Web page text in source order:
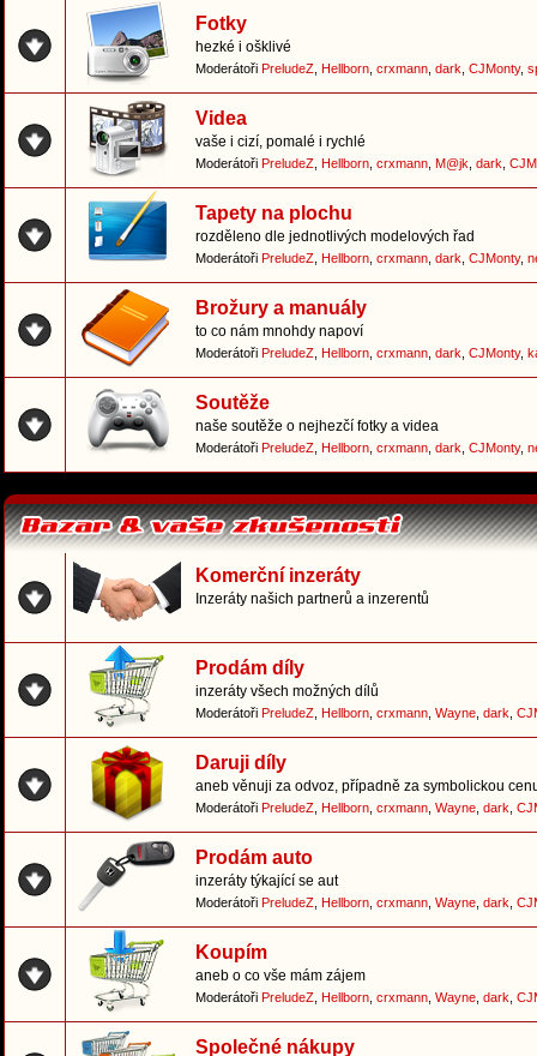
Fotky
hezké i ošklivé
Moderátoři PreludeZ Hellborn crxmann dark CJMonty,
Videa
vaše i cizí, pomalé i rychlé
Moderátoři PreludeZ Hellborn crxmann M@jk dark
Tapety na plochu
rozděleno dle jednotlivých modelových řad
Moderátoři PreludeZ Hellborn crxmann dark CJMonty,
Brožury a manuály
to co nám mnohdy napoví
Moderátoři PreludeZ Hellborn crxmann dark CJMonty,
Soutěže
naše soutěže o nejhezčí fotky a videa
Moderátoři PreludeZ Hellborn crxmann dark CJMonty,
Komerční inzeráty
Inzeráty našich partnerů a inzerentů
Prodám díly
inzeráty všech možných dílů
Moderátoři PreludeZ Hellborn crxmann Wayne dark
Daruji díly
aneb věnuji za odvoz, případně za symbolickou
Moderátoři PreludeZ Hellborn crxmann Wayne dark
Prodám auto
inzeráty týkající se aut
Moderátoři PreludeZ Hellborn crxmann Wayne dark
Koupím
aneb o co vše mám zájem
Moderátoři PreludeZ Hellborn crxmann Wayne dark
Společné nákupy